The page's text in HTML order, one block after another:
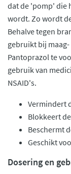
dat de 'pomp' die
wordt. Zo wordt
Behalve tegen
gebruikt bij
Pantoprazol te
gebruik van
NSAID's.
Vermindert
Blokkeert
Beschermt
Geschikt
Dosering en